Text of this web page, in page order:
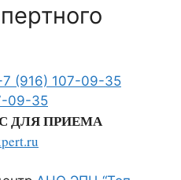
(916) 107-09-35
09-35
ДЛЯ ПРИЕМА